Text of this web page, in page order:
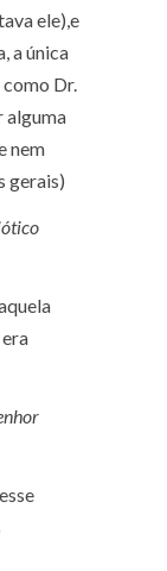
ele),e
a única
Dr.
alguma
nem
gerais)